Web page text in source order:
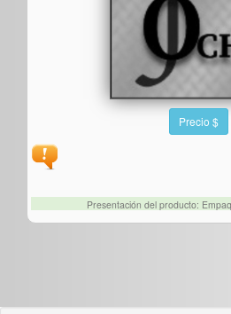
Precio $
Presentación del producto: